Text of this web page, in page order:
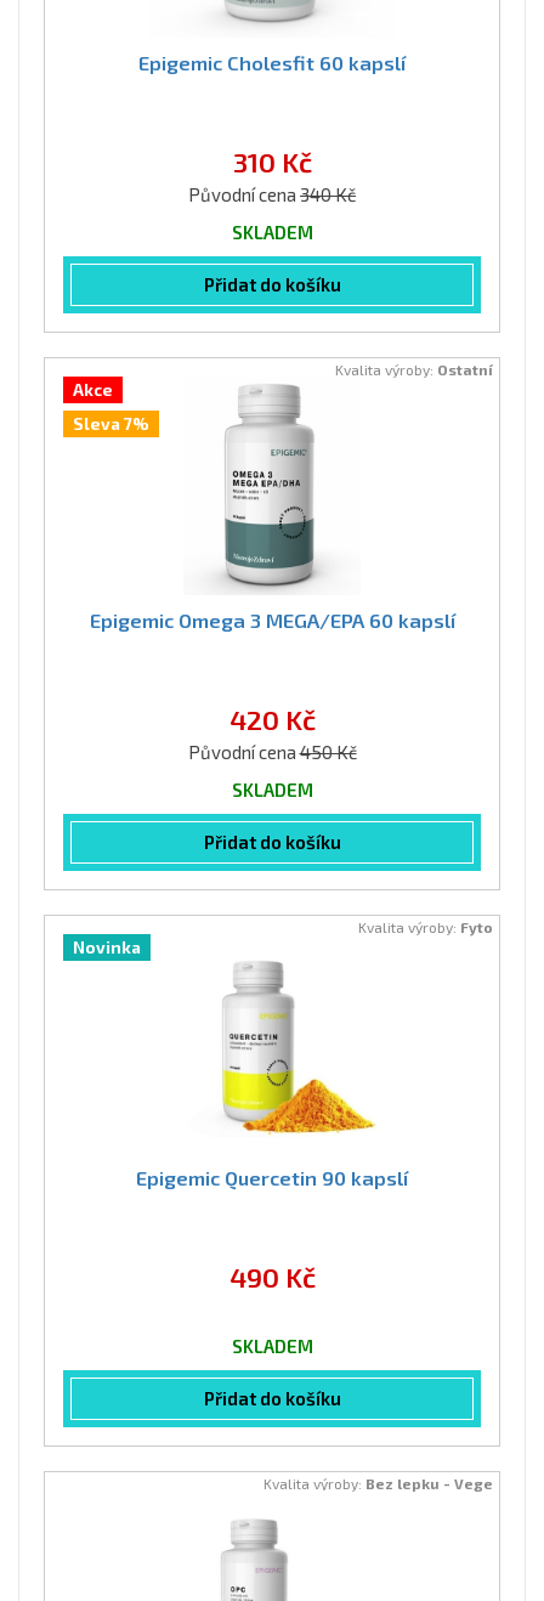
Epigemic Cholesfit 60 kapslí
310 Kč
Původní cena 340 Kč
SKLADEM
Přidat do košíku
Kvalita výroby: Ostatní
Akce
Sleva 7%
Epigemic Omega 3 MEGA/EPA 60 kapslí
420 Kč
Původní cena450 Kč
SKLADEM
Přidat do košíku
Kvalita výroby: Fyto
Novinka
Epigemic Quercetin 90 kapslí
490 Kč
SKLADEM
Přidat do košíku
Kvalita výroby: Bez lepku - Vege